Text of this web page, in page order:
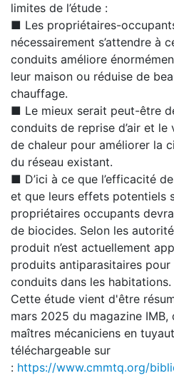
limites de l’étude :
■ Les propriétaires-
nécessairement s’attendre à
conduits améliore
leur maison ou réduise de
chauffage.
■ Le mieux serait peut-être
conduits de reprise d’air et
de chaleur pour améliorer la
du réseau existant.
■ D’ici à ce que l’efficacité
et que leurs effets potentiels
propriétaires occupants
de biocides. Selon les
produit n’est actuellement
produits antiparasitaires
conduits dans les habitations.
Cette étude vient d'être
mars 2025 du magazine
maîtres mécaniciens en
téléchargeable sur
: https://www.cmmtq.org/